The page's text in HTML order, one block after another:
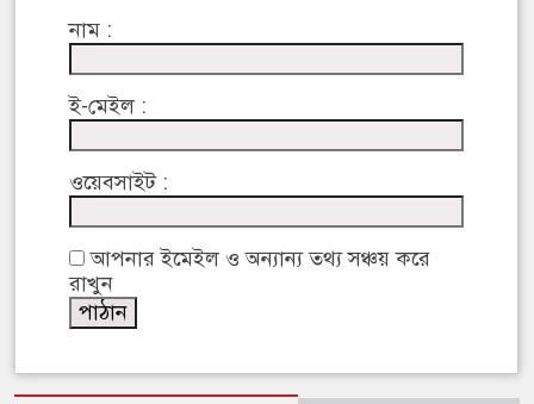
নাম :
ই-মেইল :
ওয়েবসাইট :
আপনার ইমেইল ও অন্যান্য তথ্য সঞ্চয় করে
রাখুন